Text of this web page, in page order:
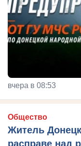
вчера в 08:53
Общество
Житель
расправе над